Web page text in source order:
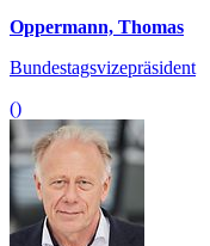
Oppermann, Thomas
Bundestagsvizepräsident
()